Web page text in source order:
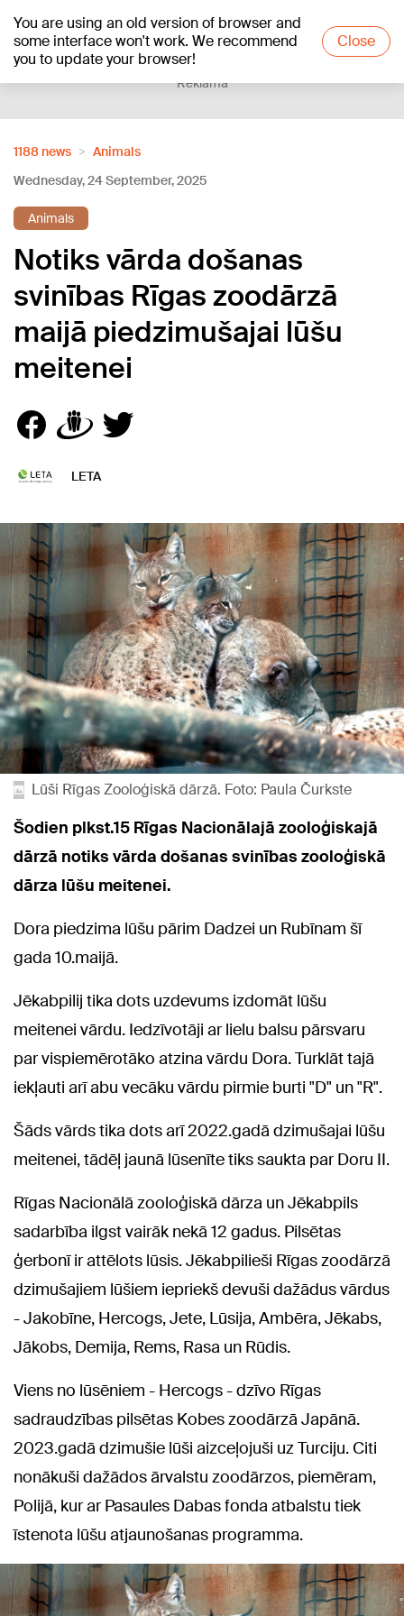
You are using an old version of browser and
some interface won't work. We recommend
you to update your browser!
Close
+17°C
Reklāma
1188 news
Animals
Wednesday, 24 September, 2025
Animals
Notiks vārda došanas
svinības Rīgas zoodārzā
maijā piedzimušajai lūšu
meitenei
LETA
Lūši Rīgas Zooloģiskā dārzā. Foto: Paula Čurkste
Šodien plkst.15 Rīgas Nacionālajā zooloģiskajā
dārzā notiks vārda došanas svinības zooloģiskā
dārza lūšu meitenei.
Dora piedzima lūšu pārim Dadzei un Rubīnam šī
gada 10.maijā.
Jēkabpilij tika dots uzdevums izdomāt lūšu
meitenei vārdu. Iedzīvotāji ar lielu balsu pārsvaru
par vispiemērotāko atzina vārdu Dora. Turklāt tajā
iekļauti arī abu vecāku vārdu pirmie burti "D" un "R".
Šāds vārds tika dots arī 2022.gadā dzimušajai lūšu
meitenei, tādēļ jaunā lūsenīte tiks saukta par Doru II.
Rīgas Nacionālā zooloģiskā dārza un Jēkabpils
sadarbība ilgst vairāk nekā 12 gadus. Pilsētas
ģerbonī ir attēlots lūsis. Jēkabpilieši Rīgas zoodārzā
dzimušajiem lūšiem iepriekš devuši dažādus vārdus
- Jakobīne, Hercogs, Jete, Lūsija, Ambēra, Jēkabs,
Jākobs, Demija, Rems, Rasa un Rūdis.
Viens no lūsēniem - Hercogs - dzīvo Rīgas
sadraudzības pilsētas Kobes zoodārzā Japānā.
2023.gadā dzimušie lūši aizceļojuši uz Turciju. Citi
nonākuši dažādos ārvalstu zoodārzos, piemēram,
Polijā, kur ar Pasaules Dabas fonda atbalstu tiek
īstenota lūšu atjaunošanas programma.